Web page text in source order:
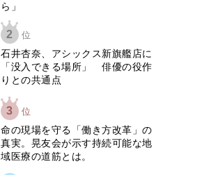
ら」
2 位
石井杏奈、アシックス新旗艦店に
「没入できる場所」 俳優の役作
りとの共通点
3 位
​命の現場を守る「働き方改革」の
真実。晃友会が示す持続可能な地
域医療の道筋とは。